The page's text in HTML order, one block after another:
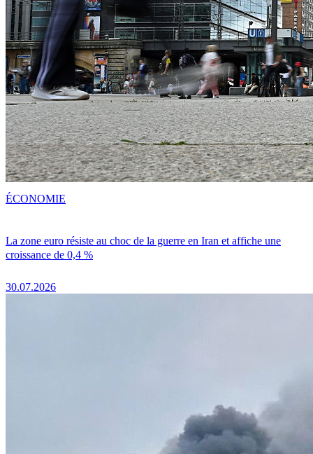
La zone euro résiste au choc de la guerre en Iran et affiche une
croissance de 0,4 %
30.07.2026
ÉCONOMIE